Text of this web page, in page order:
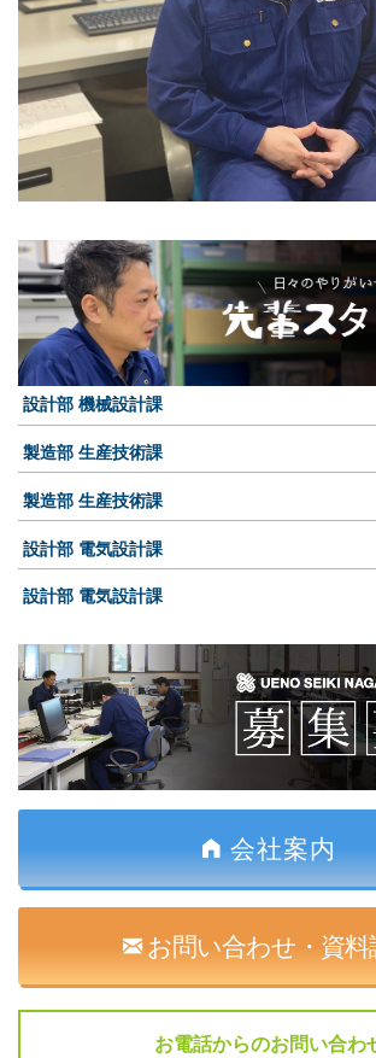
設計部 機械設計課
製造部 生産技術課
製造部 生産技術課
設計部 電気設計課
設計部 電気設計課
会社案内
お問い合わせ・資料
お電話からのお問い合わ